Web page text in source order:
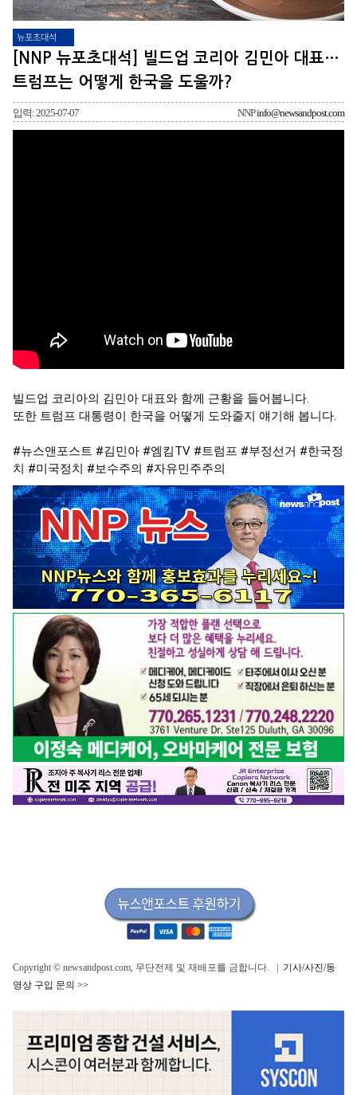
뉴포초대석
[NNP 뉴포초대석] 빌드업 코리아 김민아 대표…
트럼프는 어떻게 한국을 도울까?
입력: 2025-07-07 NNPinfo@newsandpost.com
빌드업 코리아의 김민아 대표와 함께 근황을 들어봅니다.
또한 트럼프 대통령이 한국을 어떻게 도와줄지 얘기해 봅니다.
#뉴스앤포스트 #김민아 #엠킴TV #트럼프 #부정선거 #한국정
치 #미국정치 #보수주의 #자유민주주의
Copyright © newsandpost.com, 무단전제 및 재배포를 금합니다. | 기사/사진/동
영상 구입 문의 >>